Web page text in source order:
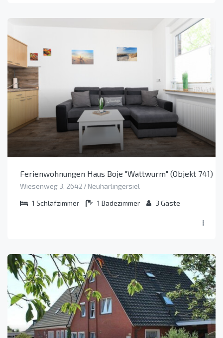
Ferienwohnungen Haus Boje "Wattwurm" (Objekt 741)
Wiesenweg 3, 26427 Neuharlingersiel
1 Schlafzimmer 1 Badezimmer 3 Gäste